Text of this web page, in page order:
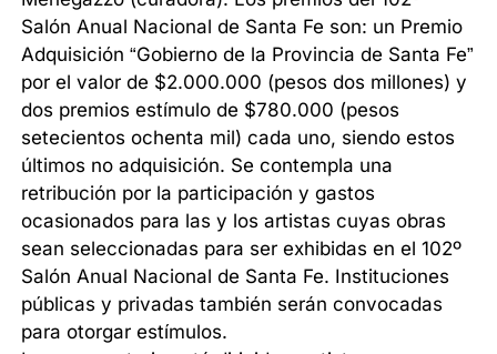
Salón Anual Nacional de Santa Fe son: un Premio
Adquisición “Gobierno de la Provincia de Santa Fe”
por el valor de $2.000.000 (pesos dos millones) y
dos premios estímulo de $780.000 (pesos
setecientos ochenta mil) cada uno, siendo estos
últimos no adquisición. Se contempla una
retribución por la participación y gastos
ocasionados para las y los artistas cuyas obras
sean seleccionadas para ser exhibidas en el 102º
Salón Anual Nacional de Santa Fe. Instituciones
públicas y privadas también serán convocadas
para otorgar estímulos.